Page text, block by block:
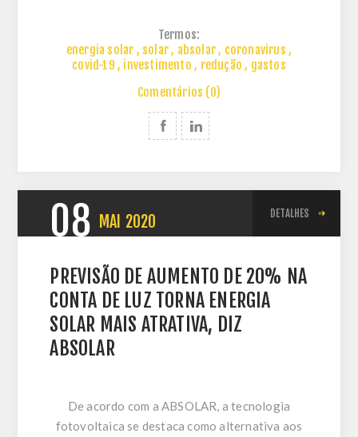
Termos:
energia solar , solar, absolar, coronavirus ,
covid-19 , investimento , redução , gastos
Comentários (0)
08 MAI 2020 DETALHES
PREVISÃO DE AUMENTO DE 20% NA
CONTA DE LUZ TORNA ENERGIA
SOLAR MAIS ATRATIVA, DIZ
ABSOLAR
De acordo com a ABSOLAR, a tecnologia
fotovoltaica se destaca como alternativa aos